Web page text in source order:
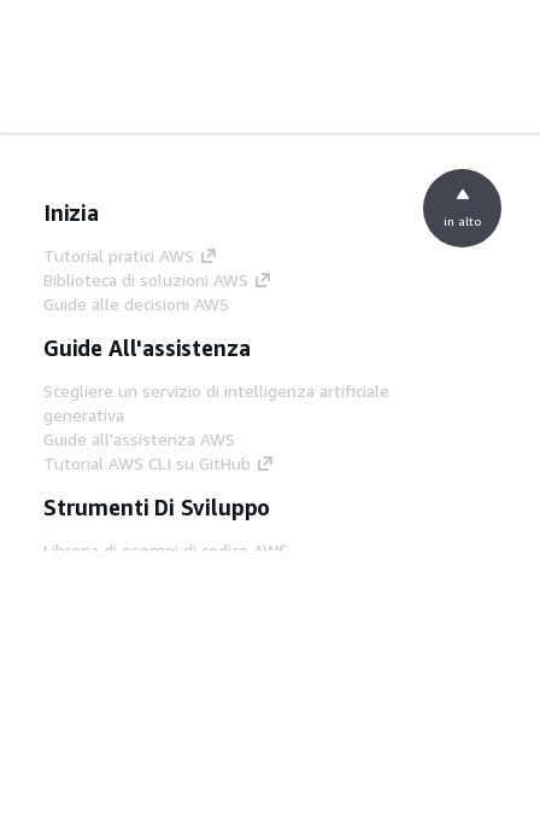
Inizia
Tutorial pratici AWS
Biblioteca di soluzioni AWS
Guide alle decisioni AWS
Guide All'assistenza
Scegliere un servizio di intelligenza artificiale
generativa
Guide all'assistenza AWS
Tutorial AWS CLI su GitHub
Strumenti Di Sviluppo
Libreria di esempi di codice AWS
in alto